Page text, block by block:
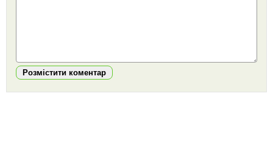
Розмістити коментар